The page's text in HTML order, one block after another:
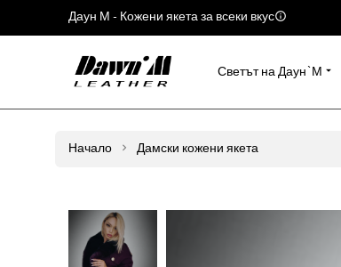
Даун М - Кожени якета за всеки вкус
Светът на Даун`М
Начало Дамски кожени якета